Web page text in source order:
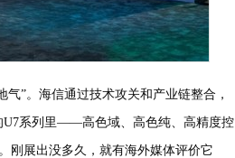
气”。海信通过技术攻关和产业链整合，
U7系列里——高色域、高色纯、高精度控
刚展出没多久，就有海外媒体评价它